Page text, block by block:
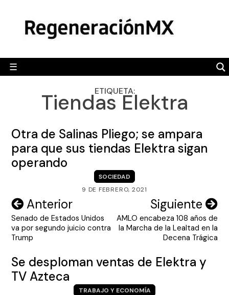
content
☰
POLÍTICA
CAMALEÓN
OPINIÓN
ENGLISH SECTION
ETIQUETA:
Tiendas Elektra
Otra de Salinas Pliego; se ampara
para que sus tiendas Elektra sigan
operando
SOCIEDAD
9 DE FEBRERO, 2021
Navegación
de
entradas
Anterior
Senado de Estados Unidos
va por segundo juicio contra
Trump
Siguiente
AMLO encabeza 108 años de
la Marcha de la Lealtad en la
Decena Trágica
Se desploman ventas de Elektra y
TV Azteca
TRABAJO Y ECONOMÍA